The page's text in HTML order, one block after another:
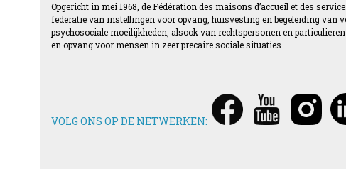
Opgericht in mei 1968, de Fédération des maisons d’accueil et des
federatie van instellingen voor opvang, huisvesting en begeleiding van
psychosociale moeilijkheden, alsook van rechtspersonen en
en opvang voor mensen in zeer precaire sociale situaties.
VOLG ONS OP DE NETWERKEN: